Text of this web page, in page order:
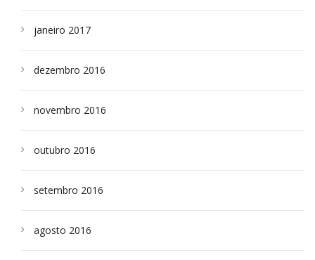
janeiro 2017
dezembro 2016
novembro 2016
outubro 2016
setembro 2016
agosto 2016